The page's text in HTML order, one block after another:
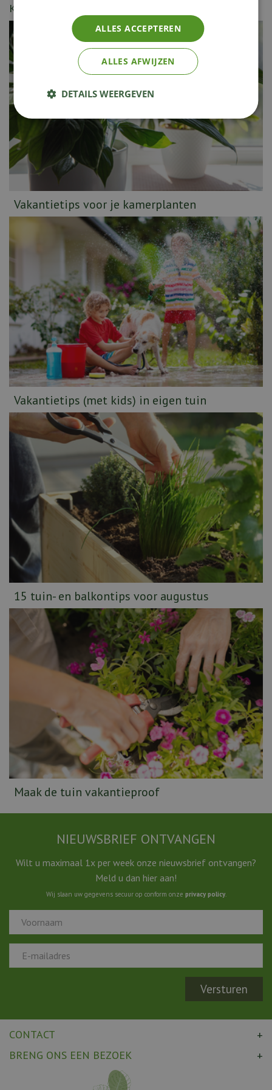
Kijk ook eens naar de volgende berichten:
Vakantietips voor je kamerplanten
Vakantietips (met kids) in eigen tuin
15 tuin- en balkontips voor augustus
Maak de tuin vakantieproof
NIEUWSBRIEF ONTVANGEN
Wilt u maximaal 1x per week onze nieuwsbrief ontvangen?
Meld u dan hier aan!
Wij slaan uw gegevens secuur op conform onze privacy policy.
CONTACT
BRENG ONS EEN BEZOEK
ALLES ACCEPTEREN
ALLES AFWIJZEN
DETAILS WEERGEVEN